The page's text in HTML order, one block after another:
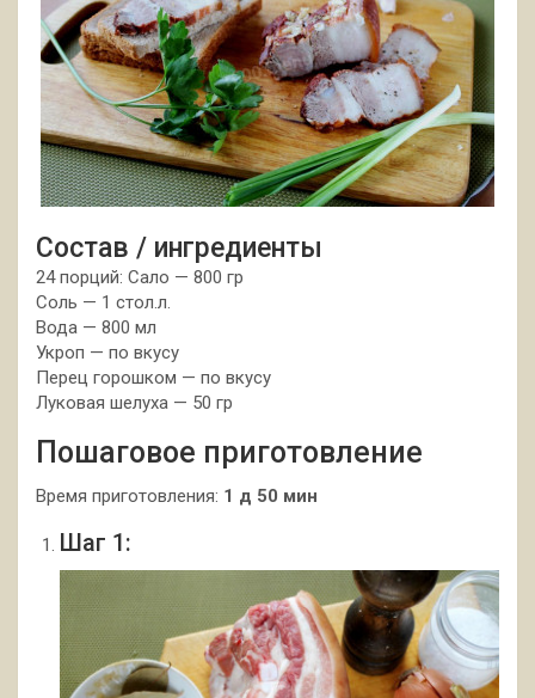
Состав / ингредиенты
24 порций: Сало — 800 гр
Соль — 1 стол.л.
Вода — 800 мл
Укроп — по вкусу
Перец горошком — по вкусу
Луковая шелуха — 50 гр
Пошаговое приготовление
Время приготовления: 1 д 50 мин
Шаг 1: